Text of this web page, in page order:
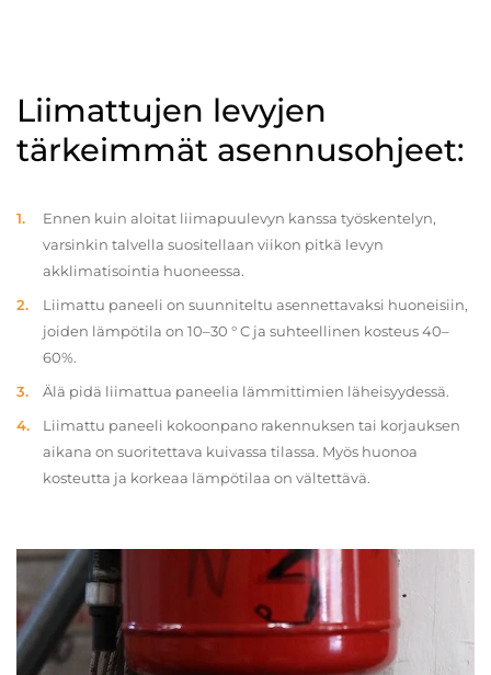
Liimattujen levyjen
tärkeimmät asennusohjeet:
Ennen kuin aloitat liimapuulevyn kanssa työskentelyn,
varsinkin talvella suositellaan viikon pitkä levyn
akklimatisointia huoneessa.
Liimattu paneeli on suunniteltu asennettavaksi huoneisiin,
joiden lämpötila on 10–30 ° C ja suhteellinen kosteus 40–
60%.
Älä pidä liimattua paneelia lämmittimien läheisyydessä.
Liimattu paneeli kokoonpano rakennuksen tai korjauksen
aikana on suoritettava kuivassa tilassa. Myös huonoa
kosteutta ja korkeaa lämpötilaa on vältettävä.